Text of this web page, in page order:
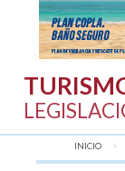
INICIO